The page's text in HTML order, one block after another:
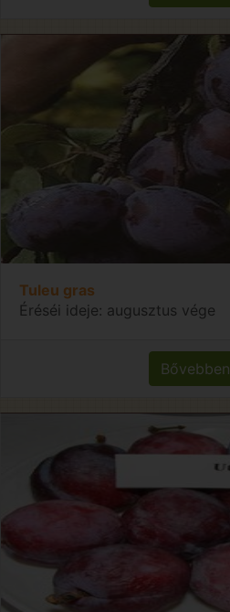
Tuleu gras
Éréséi ideje: augusztus vége
Bővebben